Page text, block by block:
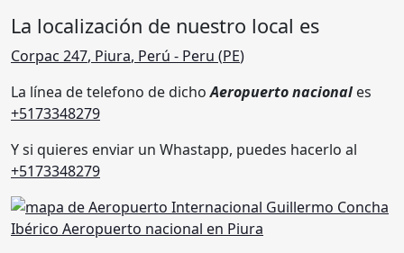
La localización de nuestro local es
Corpac 247, Piura, Perú - Peru (PE)
La línea de telefono de dichoAeropuerto nacional es
+5173348279
Y si quieres enviar un Whastapp, puedes hacerlo al
+5173348279